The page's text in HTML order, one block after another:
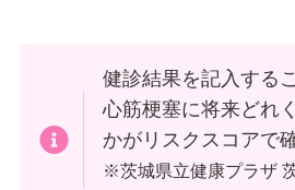
健診結果を記入する
心筋梗塞に将来どれ
かがリスクスコアで
※茨城県立健康プラザ